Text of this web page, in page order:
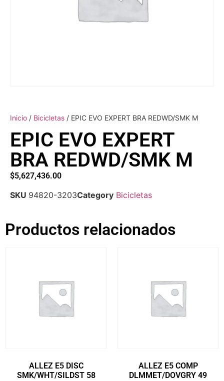
Inicio / Bicicletas / EPIC EVO EXPERT BRA REDWD/SMK M
EPIC EVO EXPERT
BRA REDWD/SMK M
$5,627,436.00
SKU 94820-3203Category Bicicletas
Productos relacionados
ALLEZ E5 DISC
SMK/WHT/SILDST 58
ALLEZ E5 COMP
DLMMET/DOVGRY 49